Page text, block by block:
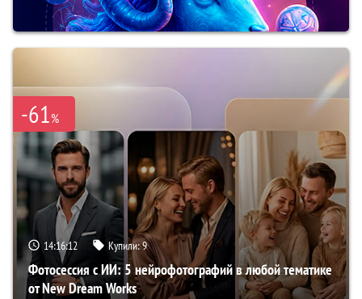
-61%
14:16:11 Купили:9
Фотосессия с ИИ: 5 нейрофотографий в любой тематике
от New Dream Works